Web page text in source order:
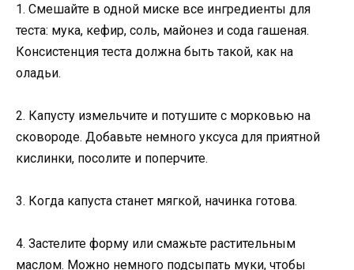
1. Смешайте в одной миске все ингредиенты для
теста: мука, кефир, соль, майонез и сода гашеная.
Консистенция теста должна быть такой, как на
оладьи.
2. Капусту измельчите и потушите с морковью на
сковороде. Добавьте немного уксуса для приятной
кислинки, посолите и поперчите.
3. Когда капуста станет мягкой, начинка готова.
4. Застелите форму или смажьте растительным
маслом. Можно немного подсыпать муки, чтобы